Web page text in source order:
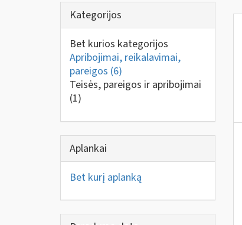
Kategorijos
Bet kurios kategorijos
Apribojimai, reikalavimai,
pareigos (6)
Teisės, pareigos ir apribojimai
(1)
Aplankai
Bet kurį aplanką